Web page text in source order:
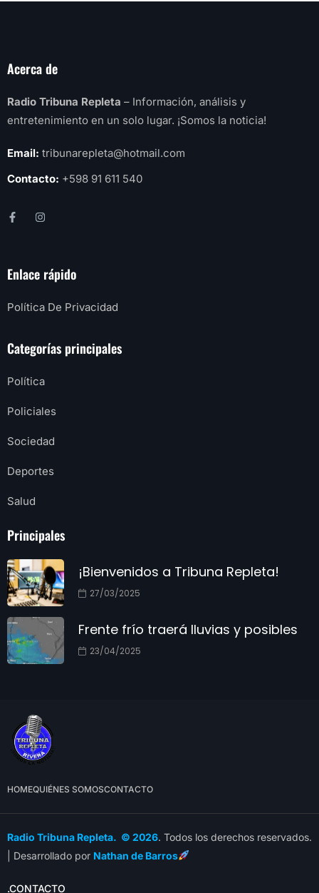
Acerca de
Radio Tribuna Repleta – Información, análisis y
entretenimiento en un solo lugar. ¡Somos la noticia!
Email: tribunarepleta@hotmail.com
Contacto: +598 91 611 540
Enlace rápido
Política De Privacidad
Categorías principales
Política
Policiales
Sociedad
Deportes
Salud
Principales
¡Bienvenidos a Tribuna Repleta!
27/03/2025
Frente frío traerá lluvias y posibles
23/04/2025
HOMEQUIÉNES SOMOSCONTACTO
Radio Tribuna Repleta. © 2026. Todos los derechos reservados.
| Desarrollado por Nathan de Barros
.CONTACTO